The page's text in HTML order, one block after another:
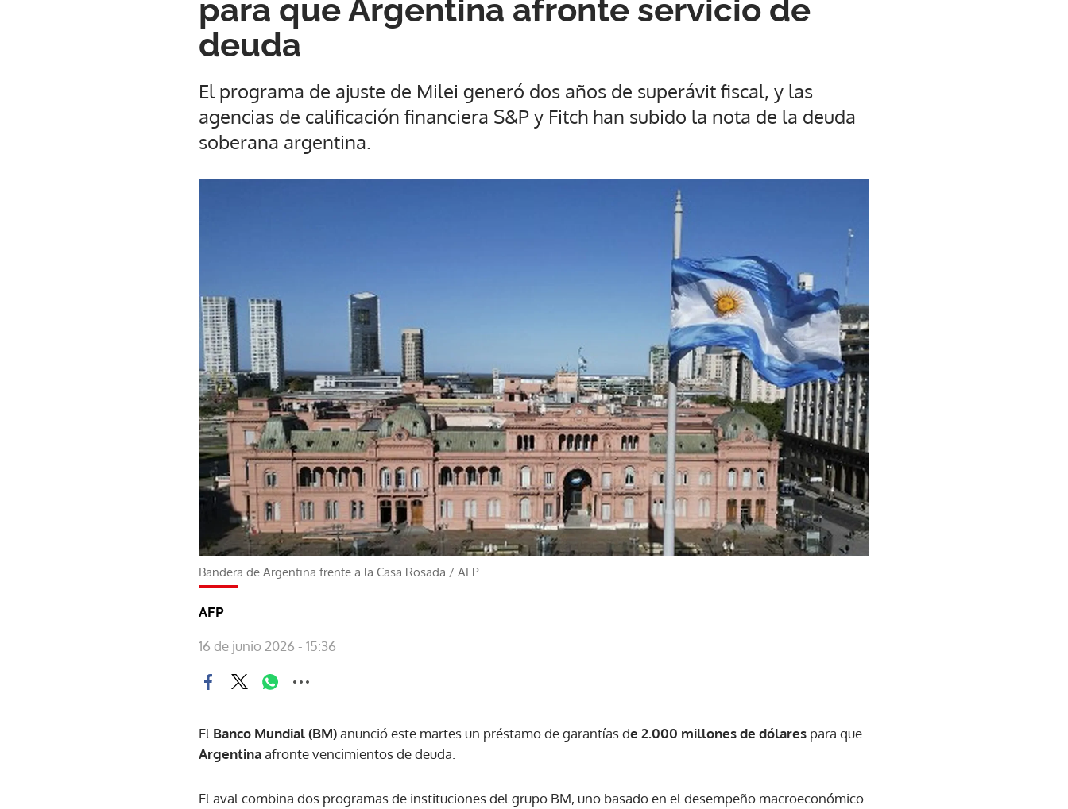
para que Argentina afronte servicio de
deuda
El programa de ajuste de Milei generó dos años de superávit fiscal, y las
agencias de calificación financiera S&P y Fitch han subido la nota de la deuda
soberana argentina.
Bandera de Argentina frente a la Casa Rosada / AFP
AFP
16 de junio 2026 - 15:36
El Banco Mundial (BM)anunció este martes un préstamo de garantías de 2.000 millones de dólares para que
Argentinaafronte vencimientos de deuda.
El aval combina dos programas de instituciones del grupo BM, uno basado en el desempeño macroeconómico